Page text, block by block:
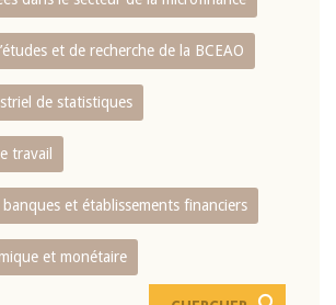
et de recherche de la BCEAO
de statistiques
travail
et établissements financiers
et monétaire